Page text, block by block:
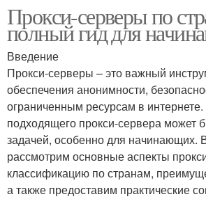
Прокси-серверы по
полный гид для
Введение
Прокси-серверы – это важный
обеспечения анонимности,
ограниченным ресурсам в
подходящего прокси-сервера может
задачей, особенно для начинающих.
рассмотрим основные аспекты
классификацию по странам,
а также предоставим практические